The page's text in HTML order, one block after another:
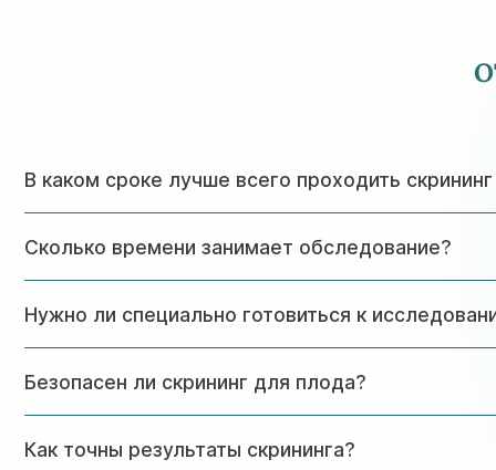
В каком сроке лучше всего проходить
Сколько времени занимает обследование?
Нужно ли специально готовиться к
Безопасен ли скрининг для плода?
Как точны результаты скрининга?